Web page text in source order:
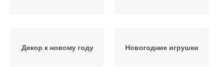
Декор к новому году Новогодние игрушки